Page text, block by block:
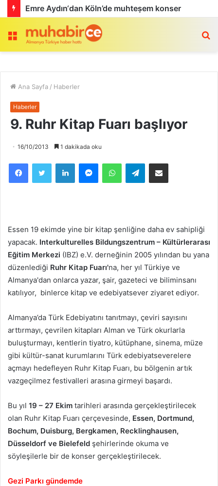
Emre Aydın‘dan Köln’de muhteṣem konser
Menü
Ana Sayfa / Haberler
Haberler
9. Ruhr Kitap Fuarı başlıyor
16/10/2013 1 dakikada oku
Telegram
Essen 19 ekimde yine bir kitap şenliğine daha ev sahipliği
yapacak. Interkulturelles Bildungszentrum – Kültürlerarası
Eğitim Merkezi (IBZ) e.V. derneğinin 2005 yılından bu yana
düzenlediği Ruhr Kitap Fuarı'na, her yıl Türkiye ve
Almanya'dan onlarca yazar, şair, gazeteci ve biliminsanı
katılıyor, binlerce kitap ve edebiyatsever ziyaret ediyor.
Almanya’da Türk Edebiyatını tanıtmayı, çeviri sayısını
arttırmayı, çevrilen kitapları Alman ve Türk okurlarla
buluşturmayı, kentlerin tiyatro, kütüphane, sinema, müze
gibi kültür-sanat kurumlarını Türk edebiyatseverelere
açmayı hedefleyen Ruhr Kitap Fuarı, bu bölgenin artık
vazgeçilmez festivalleri arasına girmeyi başardı.
Bu yıl 19 – 27 Ekim tarihleri arasında gerçekleştirilecek
olan Ruhr Kitap Fuarı çerçevesinde, Essen, Dortmund,
Bochum, Duisburg, Bergkamen, Recklinghausen,
Düsseldorf ve Bielefeld şehirlerinde okuma ve
söyleşilerle bir de konser gerçekleştirilecek.
Gezi Parkı gündemde